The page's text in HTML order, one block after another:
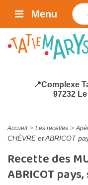
Menu
📍Complexe
97232
Accueil > Les recettes >
CHÈVRE et ABRICOT
Recette des
ABRICOT